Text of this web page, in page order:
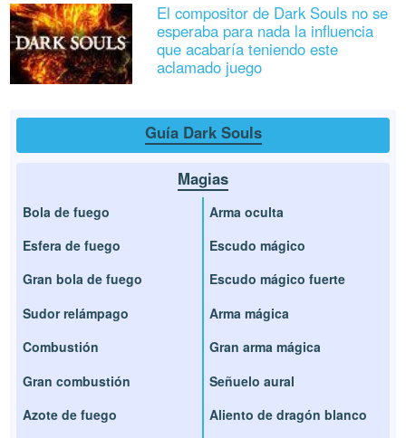
El compositor de Dark Souls no se
esperaba para nada la influencia
que acabaría teniendo este
aclamado juego
Guía Dark Souls
Magias
Bola de fuego
Esfera de fuego
Gran bola de fuego
Sudor relámpago
Combustión
Gran combustión
Azote de fuego
Arma oculta
Escudo mágico
Escudo mágico fuerte
Arma mágica
Gran arma mágica
Señuelo aural
Aliento de dragón blanco